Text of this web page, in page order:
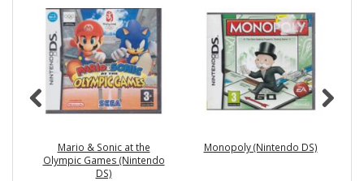
Mario & Sonic at the
Olympic Games (Nintendo
DS)
Monopoly (Nintendo DS)